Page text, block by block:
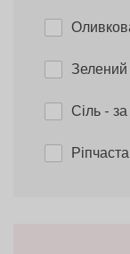
Сіль-